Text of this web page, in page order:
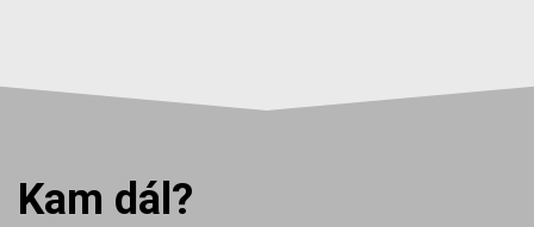
Kam dál?